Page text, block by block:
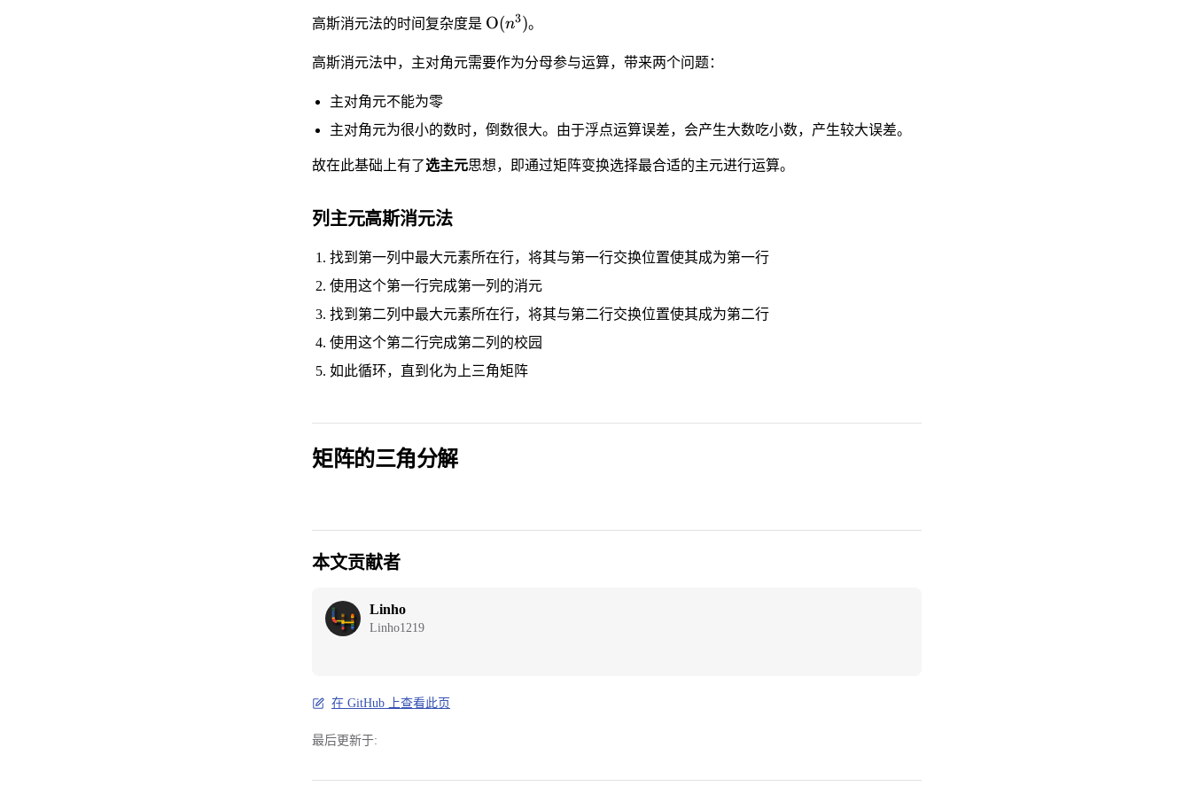
高斯消元法的时间复杂度是 O(n3)。
高斯消元法中，主对角元需要作为分母参与运算，带来两个问题：
主对角元不能为零
主对角元为很小的数时，倒数很大。由于浮点运算误差，会产生大数吃小数，产生较大误差。
故在此基础上有了选主元思想，即通过矩阵变换选择最合适的主元进行运算。
列主元高斯消元法
找到第一列中最大元素所在行，将其与第一行交换位置使其成为第一行
使用这个第一行完成第一列的消元
找到第二列中最大元素所在行，将其与第二行交换位置使其成为第二行
使用这个第二行完成第二列的校园
如此循环，直到化为上三角矩阵
矩阵的三角分解
本文贡献者
Linho
Linho1219
在 GitHub 上查看此页
最后更新于: